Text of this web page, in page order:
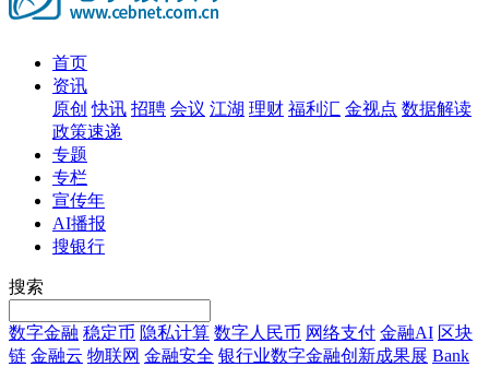
首页
资讯
原创 快讯 招聘 会议 江湖 理财 福利汇 金视点 数据解读
政策速递
专题
专栏
宣传年
AI播报
搜银行
搜索
数字金融 稳定币 隐私计算 数字人民币 网络支付 金融AI 区块
链 金融云 物联网 金融安全 银行业数字金融创新成果展 Bank